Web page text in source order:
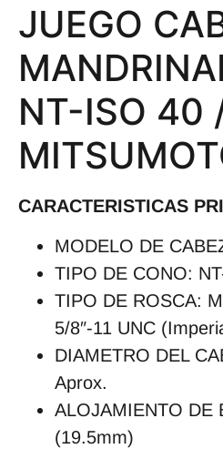
JUEGO
NT-ISO 40
CARACTERISTICAS
MODELO DE
TIPO DE CONO:
TIPO DE ROSCA:
5/8″-11 UNC
DIAMETRO DEL
Aprox.
ALOJAMIENTO DE
(19.5mm)